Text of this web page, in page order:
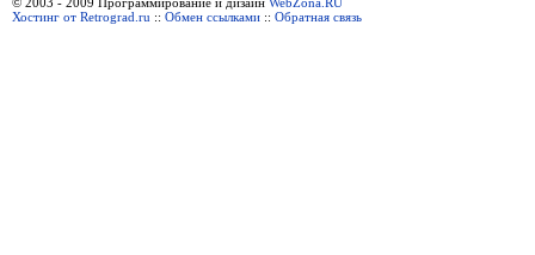
Хостинг от Retrograd.ru :: Обмен ссылками :: Обратная связь